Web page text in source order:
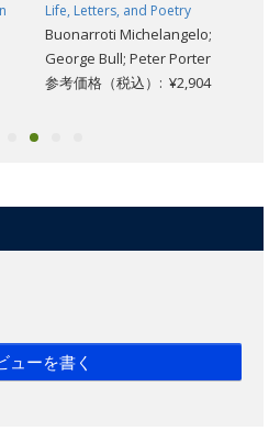
Life, Letters, and Poetry
Buonarroti Michelangelo;
George Bull; Peter Porter
参考価格（税込）: ¥2,904
ューを書く